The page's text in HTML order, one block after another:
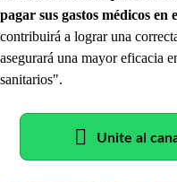
pagar sus gastos médicos en
contribuirá a lograr una
asegurará una mayor eficacia
sanitarios".
Unite al